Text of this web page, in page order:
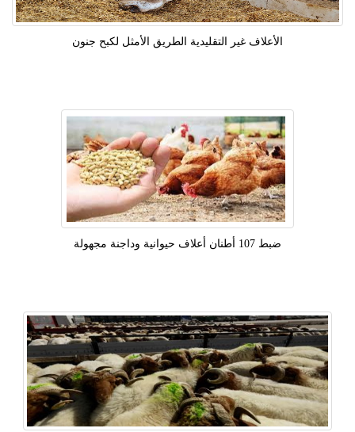
الأعلاف غير التقليدية الطريق الأمثل لكبح جنون
ضبط 107 أطنان أعلاف حيوانية وداجنة مجهولة